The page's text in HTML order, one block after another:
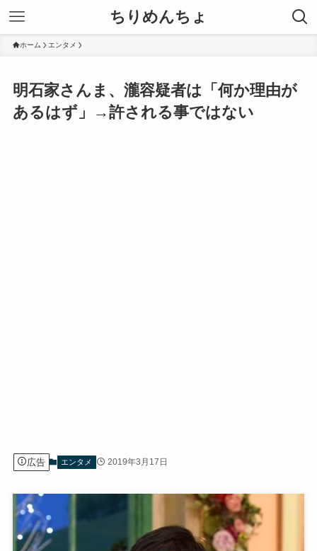
ちりめんちょ
ホーム エンタメ
明石家さんま、瀧容疑者は「何か理由が
あるはず」→許される事ではない
広告 エンタメ 2019年3月17日